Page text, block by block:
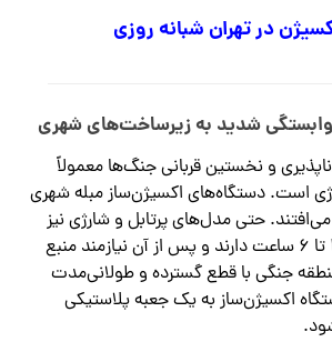
در تهران شبانه روزی
شدید به زیرساخت‌های شهری
و نخستین قربانی جنگ‌ها معمولاً
است. دستگاه‌های اکسیژن‌ساز مبله شهری
می‌افتند. حتی مدل‌های پرتابل و شارژی نیز
باتری محدودی بین ۲ تا ۶ ساعت دارند و پس از آن نیازمند منبع
جنگی با قطع گسترده و طولانی‌مدت
اکسیژن‌ساز به یک جعبه پلاستیکی